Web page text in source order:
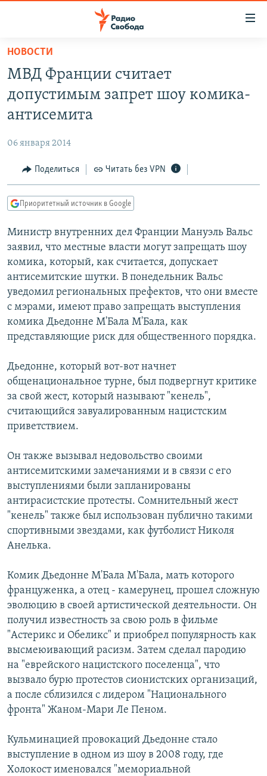
упрощенного
доступа
основному
Вернутся
Вернутся
поиску
ПОДКАСТЫ
АВТОРСКИЕ ПРОЕКТЫ
МНЕНИЯ
КУЛЬТУРА
КАВКАЗ.РЕАЛИИ
СЕВЕР.РЕАЛИИ
СИБИРЬ.РЕАЛИИ
РАСПИСАНИЕ ВЕЩАНИЯ
ПОДПИШИТЕСЬ НА РАССЫЛКУ
Все сайты РСЕ/РС
НОВОСТИ
МВД Франции считает
допустимым запрет шоу комика-
антисемита
06 января 2014
Поделиться Читать без VPN
Приоритетный источник в Google
Министр внутренних дел Франции Мануэль Вальс
заявил, что местные власти могут запрещать шоу
комика, который, как считается, допускает
антисемитские шутки. В понедельник Вальс
уведомил региональных префектов, что они вместе
с мэрами, имеют право запрещать выступления
комика Дьедонне М'Бала М'Бала, как
представляющие риск для общественного порядка.
Дьедонне, который вот-вот начнет
общенациональное турне, был подвергнут критике
за свой жест, который называют "кенель",
считающийся завуалированным нацистским
приветствием.
Он также вызывал недовольство своими
антисемитскими замечаниями и в связи с его
выступлениями были запланированы
антирасистские протесты. Сомнительный жест
"кенель" также был использован публично такими
спортивными звездами, как футболист Николя
Анелька.
Комик Дьедонне М'Бала М'Бала, мать которого
француженка, а отец - камерунец, прошел сложную
эволюцию в своей артистической деятельности. Он
получил известность за свою роль в фильме
"Астерикс и Обеликс" и приобрел популярность как
высмеюивающий расизм. Затем сделал пародию
на "еврейского нацистского поселенца", что
вызвало бурю протестов сионистских организаций,
а после сблизился с лидером "Национального
фронта" Жаном-Мари Ле Пеном.
Кульминацией провокаций Дьедонне стало
выступление в одном из шоу в 2008 году, где
Холокост именовался "мемориальной